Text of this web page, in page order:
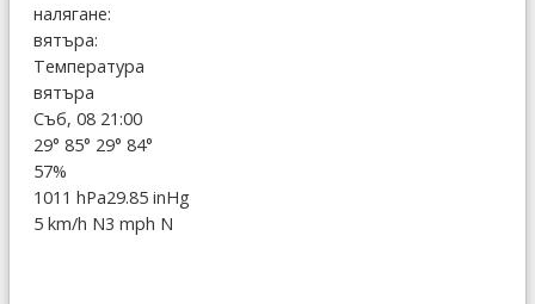
налягане:
вятъра:
Температура
вятъра
Съб, 08 21:00
29° 85° 29° 84°
57%
1011 hPa29.85 inHg
5 km/h N3 mph N